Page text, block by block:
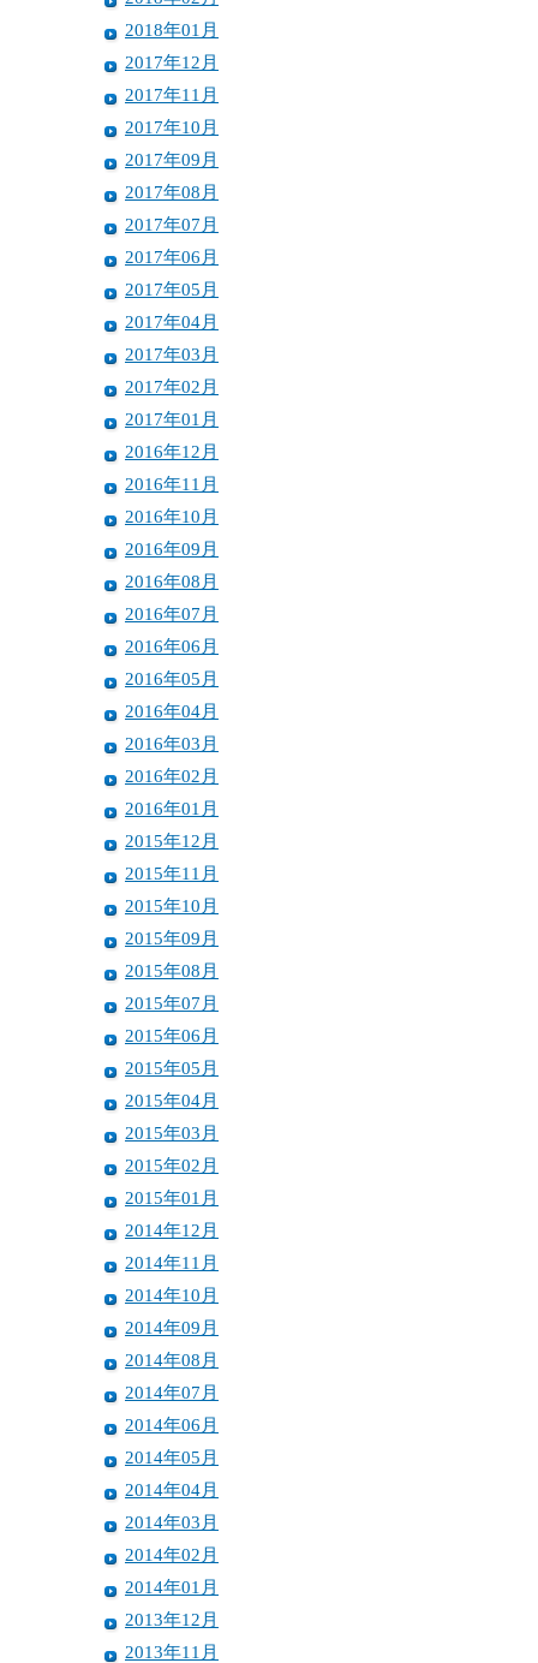
2018年01月
2017年12月
2017年11月
2017年10月
2017年09月
2017年08月
2017年07月
2017年06月
2017年05月
2017年04月
2017年03月
2017年02月
2017年01月
2016年12月
2016年11月
2016年10月
2016年09月
2016年08月
2016年07月
2016年06月
2016年05月
2016年04月
2016年03月
2016年02月
2016年01月
2015年12月
2015年11月
2015年10月
2015年09月
2015年08月
2015年07月
2015年06月
2015年05月
2015年04月
2015年03月
2015年02月
2015年01月
2014年12月
2014年11月
2014年10月
2014年09月
2014年08月
2014年07月
2014年06月
2014年05月
2014年04月
2014年03月
2014年02月
2014年01月
2013年12月
2013年11月